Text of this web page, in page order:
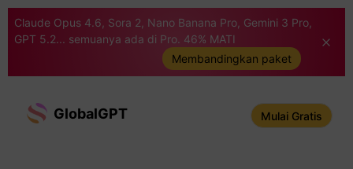
Claude Opus 4.6, Sora 2, Nano Banana Pro, Gemini 3 Pro,
GPT 5.2... semuanya ada di Pro. 46% MATI
Membandingkan paket
GlobalGPT Mulai Gratis